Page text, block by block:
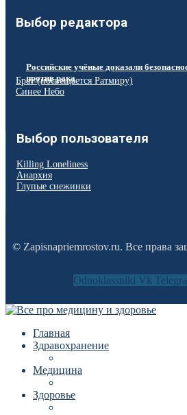
Выбор редактора
​​Российские учёные доказали
против рака
Брат (посвещается Ратмиру)
Синее Небо
Выбор пользователя
Killing Loneliness
Анархия
Глупые снежинки
© Zapisnapriemrostov.ru. Все права
Odnoklassniki Vk
Главная
Здравохранение
Медицина
Здоровье